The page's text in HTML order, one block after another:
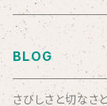
Aysula
Bad Operation
BLOG
さびしさと切なさ